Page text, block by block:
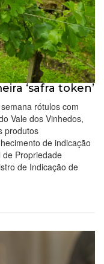
‘safra token’
rótulos com
Vale dos Vinhedos,
produtos
de indicação
Propriedade
de Indicação de